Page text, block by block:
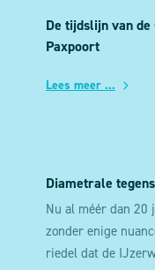
De tijdslijn van de
Paxpoort
Lees meer ...
Diametrale
Nu al méér dan 20
zonder enige
riedel dat de